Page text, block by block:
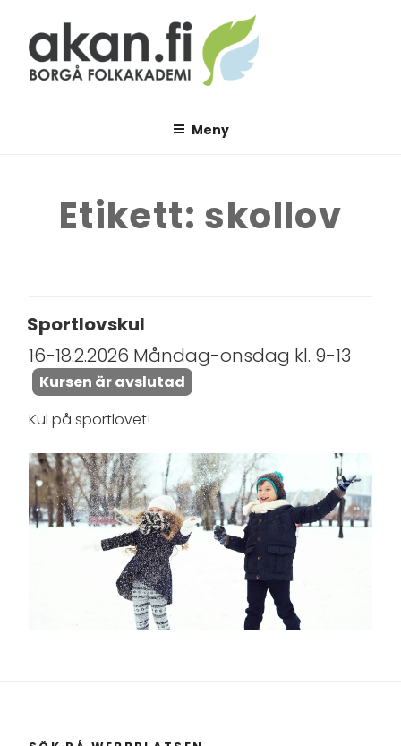
innehåll
Meny
Etikett: skollov
Sportlovskul
16-18.2.2026 Måndag-onsdag kl. 9-13
Kursen är avslutad
Kul på sportlovet!